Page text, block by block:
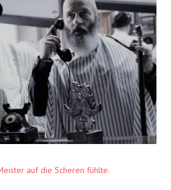
auf die Scheren fühlte.